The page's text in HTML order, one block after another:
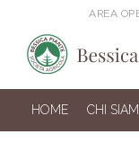
AREA
HOME CHI